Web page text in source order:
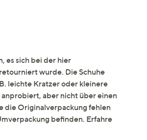
es sich bei der hier
wurde. Die Schuhe
leichte Kratzer oder kleinere
aber nicht über einen
die Originalverpackung fehlen
befinden. Erfahre